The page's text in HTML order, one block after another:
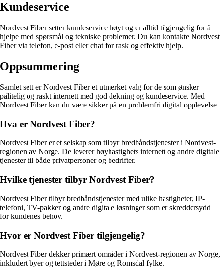
Kundeservice
Nordvest Fiber setter kundeservice høyt og er alltid tilgjengelig for å
hjelpe med spørsmål og tekniske problemer. Du kan kontakte Nordvest
Fiber via telefon, e-post eller chat for rask og effektiv hjelp.
Oppsummering
Samlet sett er Nordvest Fiber et utmerket valg for de som ønsker
pålitelig og raskt internett med god dekning og kundeservice. Med
Nordvest Fiber kan du være sikker på en problemfri digital opplevelse.
Hva er Nordvest Fiber?
Nordvest Fiber er et selskap som tilbyr bredbåndstjenester i Nordvest-
regionen av Norge. De leverer høyhastighets internett og andre digitale
tjenester til både privatpersoner og bedrifter.
Hvilke tjenester tilbyr Nordvest Fiber?
Nordvest Fiber tilbyr bredbåndstjenester med ulike hastigheter, IP-
telefoni, TV-pakker og andre digitale løsninger som er skreddersydd
for kundenes behov.
Hvor er Nordvest Fiber tilgjengelig?
Nordvest Fiber dekker primært områder i Nordvest-regionen av Norge,
inkludert byer og tettsteder i Møre og Romsdal fylke.